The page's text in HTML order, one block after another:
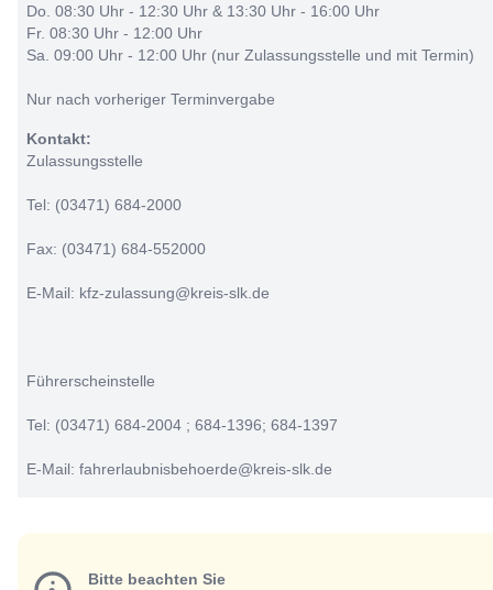
Do. 08:30 Uhr - 12:30 Uhr & 13:30 Uhr - 16:00 Uhr
Fr. 08:30 Uhr - 12:00 Uhr
Sa. 09:00 Uhr - 12:00 Uhr (nur Zulassungsstelle und mit Termin)
Nur nach vorheriger Terminvergabe
Kontakt:
Zulassungsstelle
Tel: (03471) 684-2000
Fax: (03471) 684-552000
E-Mail: kfz-zulassung@kreis-slk.de
Führerscheinstelle
Tel: (03471) 684-2004 ; 684-1396; 684-1397
E-Mail: fahrerlaubnisbehoerde@kreis-slk.de
Bitte beachten Sie